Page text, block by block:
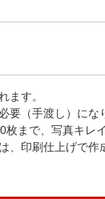
ます。
（手渡し）にな
まで、写真キレ
、印刷仕上げで